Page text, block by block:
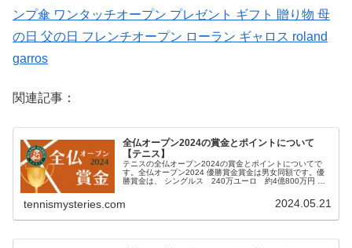
ンプ傘 ワンタッチオープン プレゼント ギフト 贈り物 母
の日 父の日 フレンチオープン ローラン ギャロス roland
garros
関連記事：
全仏オープン2024の賞金とポイントについて
【テニス】
テニスの全仏オープン2024の賞金とポイントについてで
す。全仏オープン2024 優勝賞金賞金は男女同額です。優
勝賞金は、 シングルス 240万ユーロ 約4億800万円 ダ
tennismysteries.com 2024.05.21